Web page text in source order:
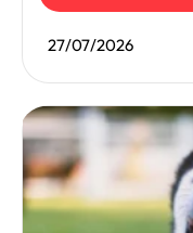
27/07/2026